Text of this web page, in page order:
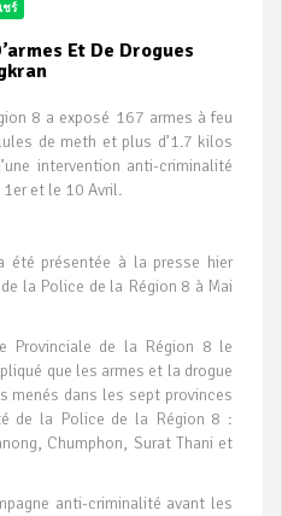
Et De Drogues
8 a exposé 167 armes à feu
de meth et plus d’1.7 kilos
intervention anti-criminalité
1er et le 10 Avril.
été présentée à la presse hier
la Police de la Région 8 à Mai
Provinciale de la Région 8 le
que les armes et la drogue
menés dans les sept provinces
de la Police de la Région 8 :
Chumphon, Surat Thani et
anti-criminalité avant les